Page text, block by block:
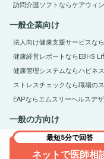
最短5分で回答
ネットで医師相
訪問介護ソフトならケアウィ
一般企業向け
法人向け健康支援サービスな
健康経営レポートならEBHS
健康管理システムならハピネ
ストレスチェックなら職場の
EAPならエムスリーヘルスデ
一般の方向け
医療総合サイトQLife（キュー